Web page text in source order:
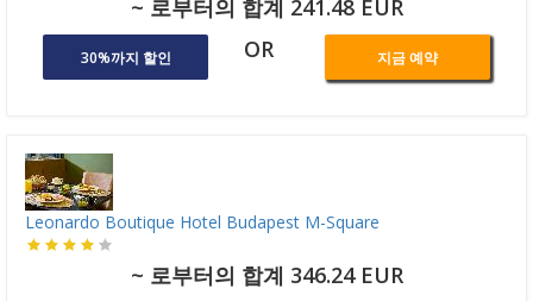
~ 로부터의 합계 241.48 EUR
30%까지 할인 OR 지금 예약
Leonardo Boutique Hotel Budapest M-Square
~ 로부터의 합계 346.24 EUR